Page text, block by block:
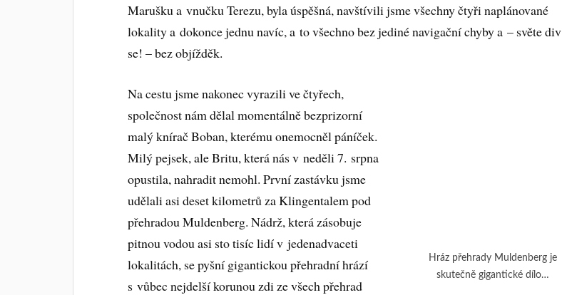
Marušku a vnučku Terezu, byla úspěšná, navštívili jsme všechny čtyři naplánované
lokality a dokonce jednu navíc, a to všechno bez jediné navigační chyby a – světe div
se! – bez objížděk.
Hráz přehrady Muldenberg je
skutečně gigantické dílo…
Na cestu jsme nakonec vyrazili ve čtyřech,
společnost nám dělal momentálně bezprizorní
malý knírač Boban, kterému onemocněl páníček.
Milý pejsek, ale Britu, která nás v neděli 7. srpna
opustila, nahradit nemohl. První zastávku jsme
udělali asi deset kilometrů za Klingentalem pod
přehradou Muldenberg. Nádrž, která zásobuje
pitnou vodou asi sto tisíc lidí v jedenadvaceti
lokalitách, se pyšní gigantickou přehradní hrází
s vůbec nejdelší korunou zdi ze všech přehrad